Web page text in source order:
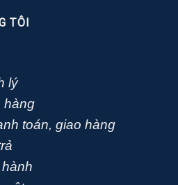
TÔI
lý
hàng
toán, giao hàng